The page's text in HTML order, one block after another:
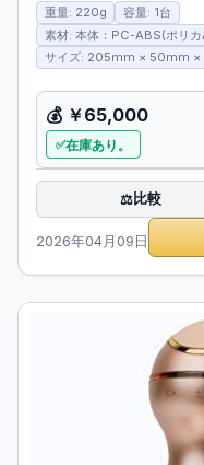
重量: 220g
容量: 1台
素材: 本体：PC-ABS(ポリ
サイズ: 205mm × 50mm ×
💰 ￥65,000
在庫あり。
⚖️比較
2026年04月09日